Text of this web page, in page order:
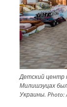
Детский центр
Милишэуцах
Украины. Photo: